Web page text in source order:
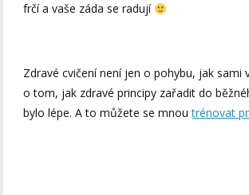
frčí a vaše záda se radují
Zdravé cvičení není jen o pohybu, jak sami
o tom, jak zdravé principy zařadit do
bylo lépe. A to můžete se mnoutrénovat